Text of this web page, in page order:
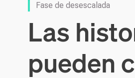
Fase de desescalada
Las
pueden